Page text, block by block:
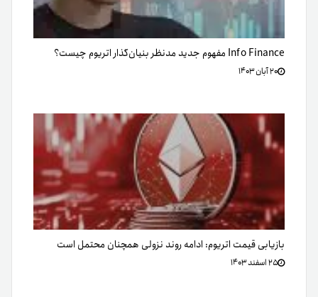
Info Finance مفهوم جدید مدنظر بنیان‌گذار اتریوم چیست؟
۲۰ آبان ۱۴۰۳
بازیابی قیمت اتریوم: ادامه روند نزولی همچنان محتمل است
۲۵ اسفند ۱۴۰۳